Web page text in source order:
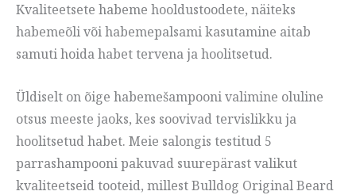
Kvaliteetsete habeme hooldustoodete, näiteks
habemeõli või habemepalsami kasutamine aitab
samuti hoida habet tervena ja hoolitsetud.
Üldiselt on õige habemešampooni valimine oluline
otsus meeste jaoks, kes soovivad tervislikku ja
hoolitsetud habet. Meie salongis testitud 5
parrashampooni pakuvad suurepärast valikut
kvaliteetseid tooteid, millest Bulldog Original Beard